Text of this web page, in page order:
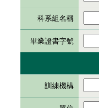
科系組名稱
畢業證書字號
訓練機構